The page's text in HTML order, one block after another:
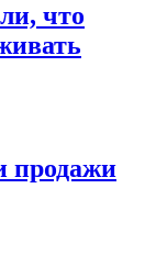
что
продажи